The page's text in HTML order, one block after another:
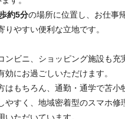
約5分の場所に位置し、お仕事
りやすい便利な立地です。
ンビニ、ショッピング施設も充
効にお過ごしいただけます。
はもちろん、通勤・通学で苫小
やすく、地域密着型のスマホ修